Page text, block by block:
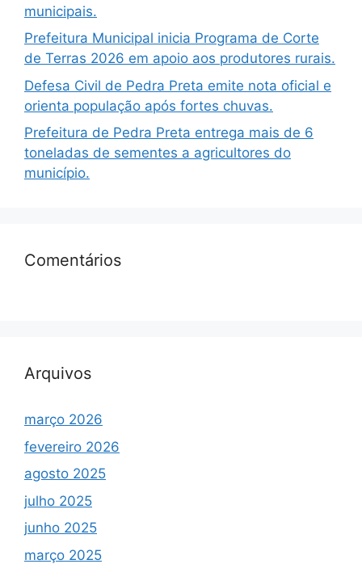
municipais.
Prefeitura Municipal inicia Programa de Corte
de Terras 2026 em apoio aos produtores rurais.
Defesa Civil de Pedra Preta emite nota oficial e
orienta população após fortes chuvas.
Prefeitura de Pedra Preta entrega mais de 6
toneladas de sementes a agricultores do
município.
Comentários
Arquivos
março 2026
fevereiro 2026
agosto 2025
julho 2025
junho 2025
março 2025